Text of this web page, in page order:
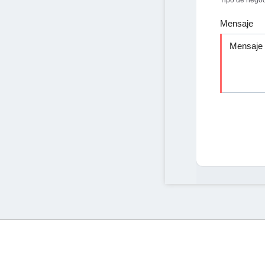
Mensaje